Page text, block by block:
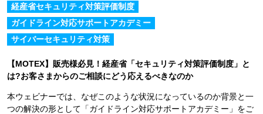
経産省セキュリティ対策評価制度
ガイドライン対応サポートアカデミー
サイバーセキュリティ対策
【MOTEX】販売様必見！経産省「セキュリティ対策評価制度」と
は?お客さまからのご相談にどう応えるべきなのか
本ウェビナーでは、なぜこのような状況になっているのか背景と一
つの解決の形として「ガイドライン対応サポートアカデミー」をご